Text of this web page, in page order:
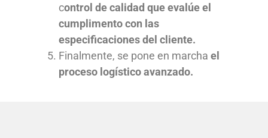
control de calidad que evalúe el
cumplimento con las
especificaciones del cliente.
Finalmente, se pone en marcha el
proceso logístico avanzado.